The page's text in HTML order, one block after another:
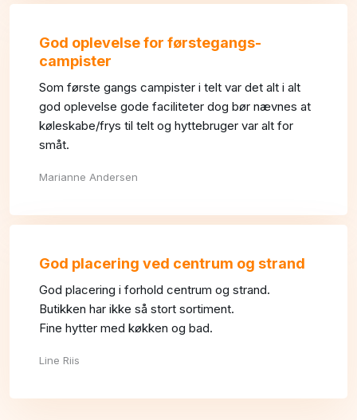
God oplevelse for førstegangs-
campister
Som første gangs campister i telt var det alt i alt
god oplevelse gode faciliteter dog bør nævnes at
køleskabe/frys til telt og hyttebruger var alt for
småt.
Marianne Andersen
God placering ved centrum og strand
God placering i forhold centrum og strand.
Butikken har ikke så stort sortiment.
Fine hytter med køkken og bad.
Line Riis